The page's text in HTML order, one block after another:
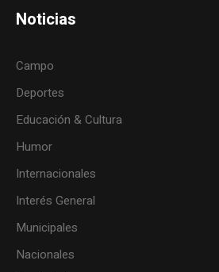
Noticias
Campo
Deportes
Educación & Cultura
Humor
Internacionales
Interés General
Municipales
Nacionales